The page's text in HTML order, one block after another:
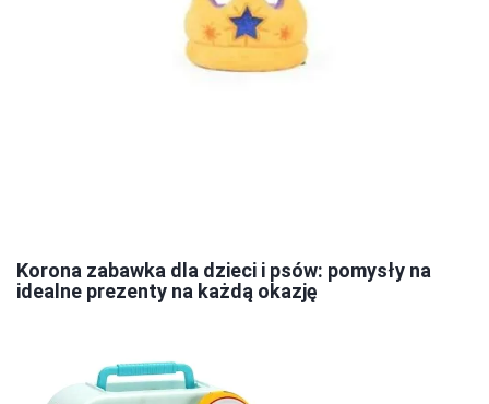
Korona zabawka dla dzieci i psów: pomysły na
idealne prezenty na każdą okazję